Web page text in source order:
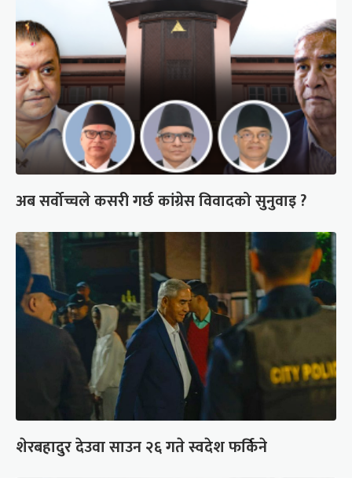
अब सर्वोच्चले कसरी गर्छ कांग्रेस विवादको सुनुवाइ ?
शेरबहादुर देउवा साउन २६ गते स्वदेश फर्किने